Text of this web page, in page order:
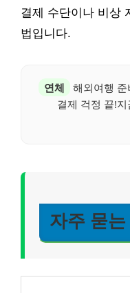
결제 수단이나 비상
법입니다.
연체
해외여행
결제 걱정 끝!
자주 묻는